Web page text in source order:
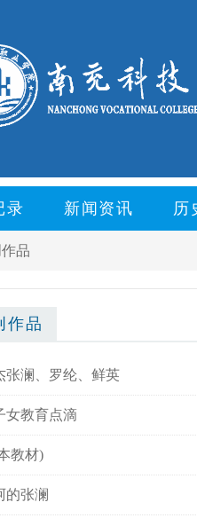
录 新闻资讯 历
品
作品
张澜、罗纶、鲜英
女教育点滴
教材)
的张澜